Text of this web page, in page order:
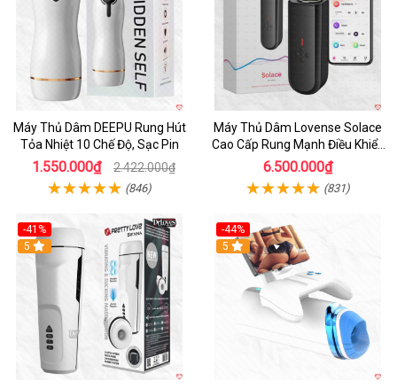
Máy Thủ Dâm DEEPU Rung Hút
Tỏa Nhiệt 10 Chế Độ, Sạc Pin
1.550.000₫ 2.422.000₫
(846)
Máy Thủ Dâm Lovense Solace
Cao Cấp Rung Mạnh Điều Khiển
App
6.500.000₫
(831)
-41%
Hot
5
-44%
Hot
5